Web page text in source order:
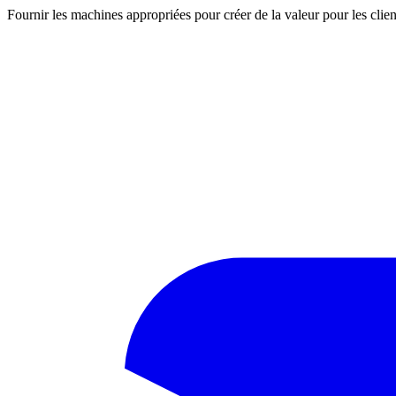
Fournir les machines appropriées pour créer de la valeur pour les